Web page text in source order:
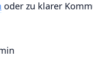
oder zu klarer